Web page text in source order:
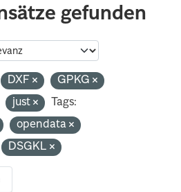
gefunden
DXF
GPKG
just
Tags:
opendata
DSGKL